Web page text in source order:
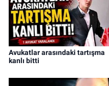
Avukatlar arasındaki tartışma
kanlı bitti